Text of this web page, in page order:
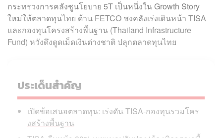
กระทรวงการคลังชูนโยบาย 5T เป็นหนึ่งใน Growth Story
ใหม่ให้ตลาดทุนไทย ด้าน FETCO ชงคลังเร่งเดินหน้า TISA
และกองทุนโครงสร้างพื้นฐาน (Thailand Infrastructure
Fund) หวังดึงดูดเม็ดเงินต่างชาติ ปลุกตลาดทุนไทย
ประเด็นสำคัญ
เปิดข้อเสนอตลาดทุน: เร่งดัน TISA-กองทุนรวมโคร
งสร้างพื้นฐาน